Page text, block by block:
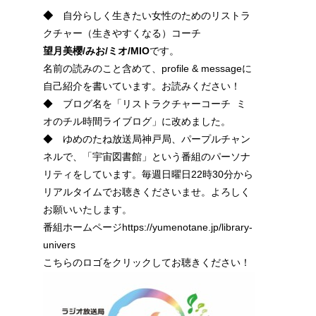
◆
自分らしく生きたい女性のためのリストラ
クチャー（生きやすくなる）コーチ
望月美櫻/みお/ミオ/MIOです。
名前の読みのこと含めて、profile & messageに
自己紹介を書いています。お読みください！
◆ ブログ名を「リストラクチャーコーチ ミ
オのチル時間ライブログ」に改めました。
◆ ゆめのたね放送局神戸局、パープルチャン
ネルで、「宇宙図書館」という番組のパーソナ
リティをしています。毎週日曜日22時30分から
リアルタイムでお聴きくださいませ。よろしく
お願いいたします。
番組ホームページhttps://yumenotane.jp/library-
univers
こちらのロゴをクリックしてお聴きください！